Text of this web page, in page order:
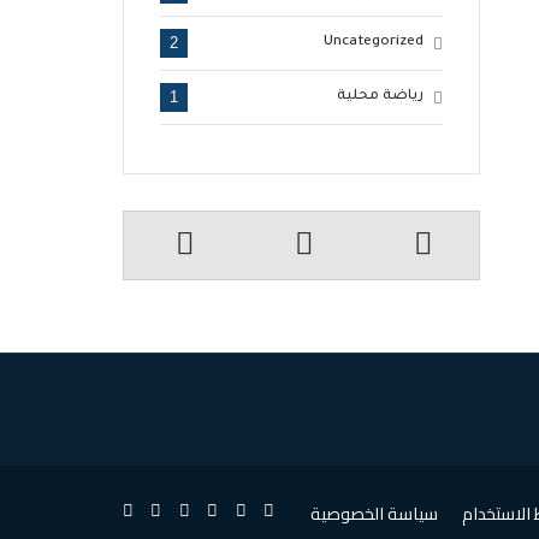
Uncategorized
2
رياضة محلية 1
سياسة الخصوصية